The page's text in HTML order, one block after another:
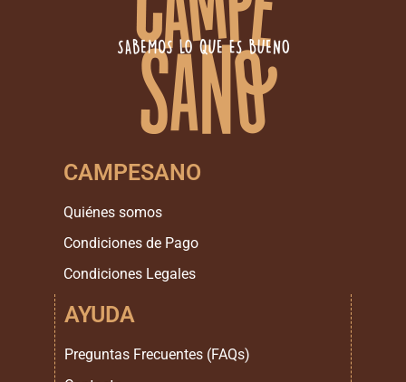
CAMPESANO
Quiénes somos
Condiciones de Pago
Condiciones Legales
AYUDA
Preguntas Frecuentes (FAQs)